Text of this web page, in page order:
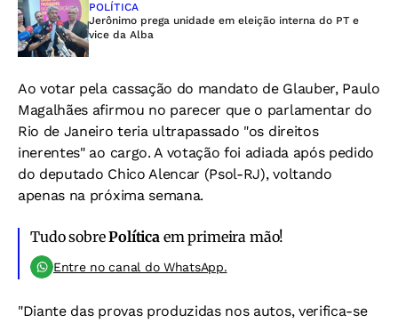
POLÍTICA
Jerônimo prega unidade em eleição interna do PT e
vice da Alba
Ao votar pela cassação do mandato de Glauber, Paulo
Magalhães afirmou no parecer que o parlamentar do
Rio de Janeiro teria ultrapassado "os direitos
inerentes" ao cargo. A votação foi adiada após pedido
do deputado Chico Alencar (Psol-RJ), voltando
apenas na próxima semana.
Tudo sobrePolíticaem primeira mão!
Entre no canal do WhatsApp.
"Diante das provas produzidas nos autos, verifica-se